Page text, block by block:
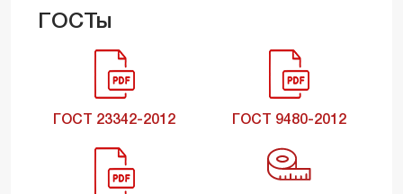
ГОСТы
ГОСТ 23342-2012 ГОСТ 9480-2012